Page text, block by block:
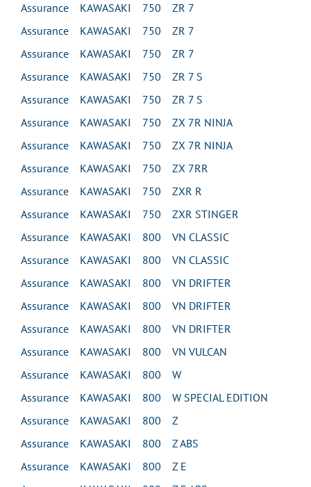
Assurance KAWASAKI 750 ZR 7
Assurance KAWASAKI 750 ZR 7
Assurance KAWASAKI 750 ZR 7
Assurance KAWASAKI 750 ZR 7 S
Assurance KAWASAKI 750 ZR 7 S
Assurance KAWASAKI 750 ZX 7R NINJA
Assurance KAWASAKI 750 ZX 7R NINJA
Assurance KAWASAKI 750 ZX 7RR
Assurance KAWASAKI 750 ZXR R
Assurance KAWASAKI 750 ZXR STINGER
Assurance KAWASAKI 800 VN CLASSIC
Assurance KAWASAKI 800 VN CLASSIC
Assurance KAWASAKI 800 VN DRIFTER
Assurance KAWASAKI 800 VN DRIFTER
Assurance KAWASAKI 800 VN DRIFTER
Assurance KAWASAKI 800 VN VULCAN
Assurance KAWASAKI 800 W
Assurance KAWASAKI 800 W SPECIAL EDITION
Assurance KAWASAKI 800 Z
Assurance KAWASAKI 800 Z ABS
Assurance KAWASAKI 800 Z E